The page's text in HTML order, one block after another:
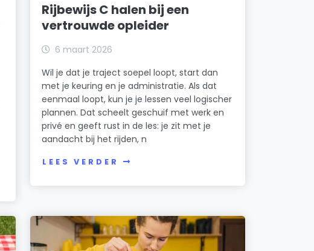
Rijbewijs C halen bij een
vertrouwde opleider
6 maart 2026
Wil je dat je traject soepel loopt, start dan
met je keuring en je administratie. Als dat
eenmaal loopt, kun je je lessen veel logischer
plannen. Dat scheelt geschuif met werk en
privé en geeft rust in de les: je zit met je
aandacht bij het rijden, n
LEES VERDER